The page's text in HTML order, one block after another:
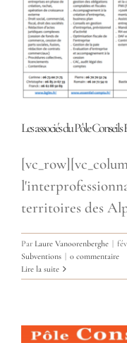
Les associés du Pôle
territoires des
Par Laure Vanoorenberghe
Subventions
0 commentaire
Lire la suite